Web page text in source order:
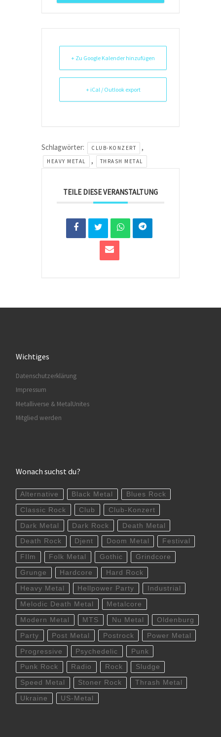
+ Zu Google Kalender hinzufügen
+ iCal / Outlook export
Schlagwörter: CLUB-KONZERT ,
HEAVY METAL , THRASH METAL
TEILE DIESE VERANSTALTUNG
Wichtiges
Datenschutzerklärung
Impressum
Metalliverse & MetalUnites
Mitglied werden
Wonach suchst du?
Alternative Black Metal Blues Rock
Classic Rock Club Club-Konzert
Dark Metal Dark Rock Death Metal
Death Rock Djent Doom Metal Festival
FIlm Folk Metal Gothic Grindcore
Grunge Hardcore Hard Rock
Heavy Metal Hellpower Party Industrial
Melodic Death Metal Metalcore
Modern Metal MTS Nu Metal Oldenburg
Party Post Metal Postrock Power Metal
Progressive Psychedelic Punk
Punk Rock Radio Rock Sludge
Speed Metal Stoner Rock Thrash Metal
Ukraine US-Metal